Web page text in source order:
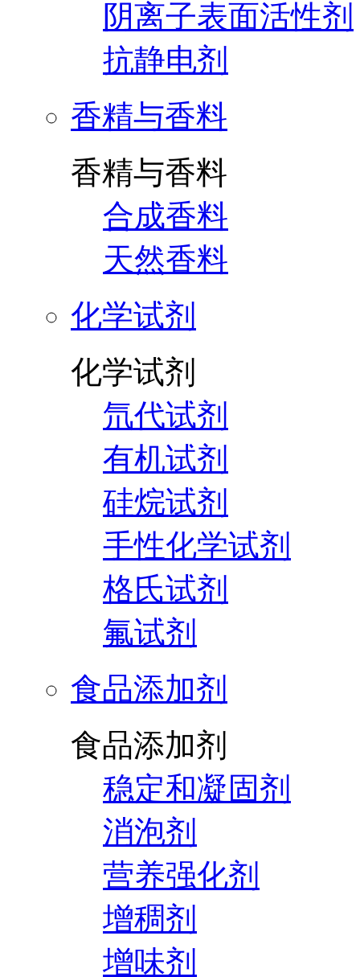
阴离子表面活性剂
抗静电剂
香精与香料
香精与香料
合成香料
天然香料
化学试剂
化学试剂
氘代试剂
有机试剂
硅烷试剂
手性化学试剂
格氏试剂
氟试剂
食品添加剂
食品添加剂
稳定和凝固剂
消泡剂
营养强化剂
增稠剂
增味剂